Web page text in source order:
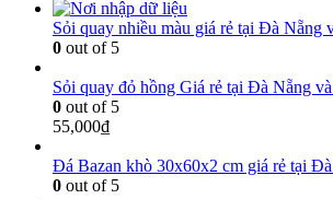
Sỏi quay nhiều màu giá rẻ tại Đà Nẵng
0 out of 5
Sỏi quay đỏ hồng Giá rẻ tại Đà Nẵng
0 out of 5
55,000₫
Đá Bazan khò 30x60x2 cm giá rẻ tại
0 out of 5